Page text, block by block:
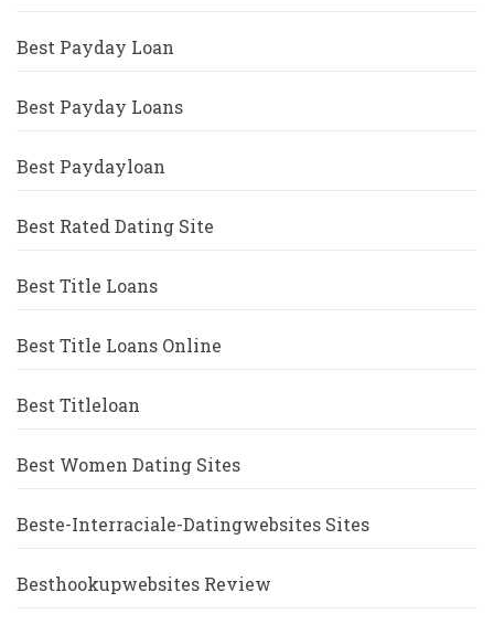
Best Payday Loan
Best Payday Loans
Best Paydayloan
Best Rated Dating Site
Best Title Loans
Best Title Loans Online
Best Titleloan
Best Women Dating Sites
Beste-Interraciale-Datingwebsites Sites
Besthookupwebsites Review